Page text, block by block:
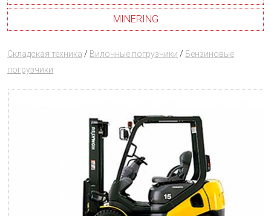
MINERING
Складская техника / Вилочные погрузчики / Бензиновые
погрузчики